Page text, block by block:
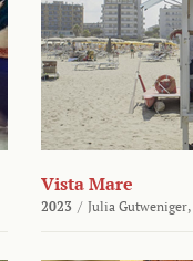
Vista Mare
2023 / Julia Gutweniger,